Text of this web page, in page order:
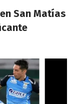
San Matías